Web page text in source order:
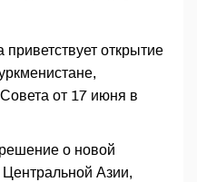
открытие
от 17 июня в
о новой
Азии,